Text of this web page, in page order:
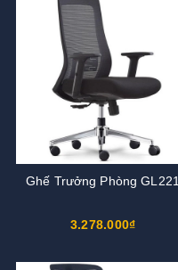
Ghế Trưởng Phòng GL221
3.278.000₫